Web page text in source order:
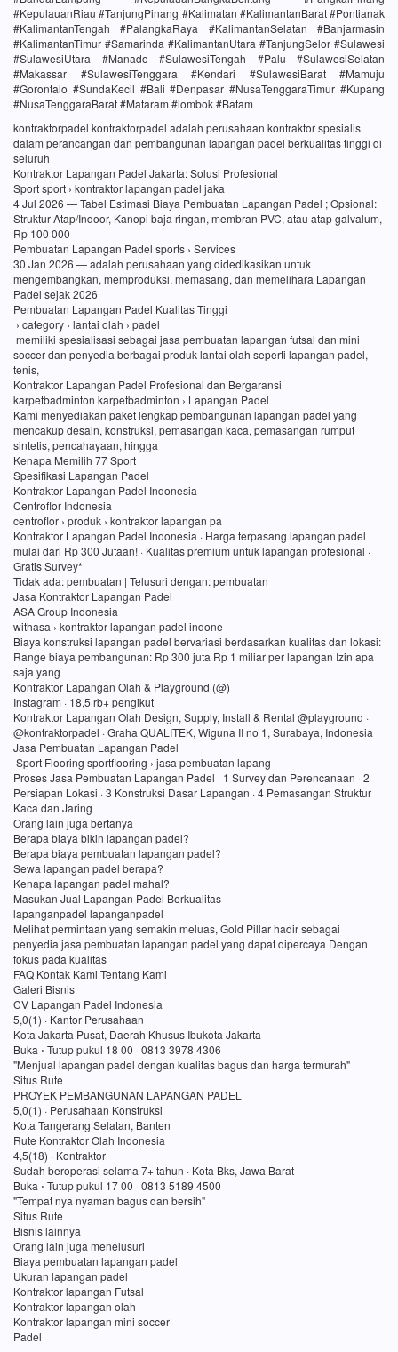
#KepulauanRiau #TanjungPinang #Kalimatan #KalimantanBarat #Pontianak
#KalimantanTengah #PalangkaRaya #KalimantanSelatan #Banjarmasin
#KalimantanTimur #Samarinda #KalimantanUtara #TanjungSelor #Sulawesi
#SulawesiUtara #Manado #SulawesiTengah #Palu #SulawesiSelatan
#Makassar #SulawesiTenggara #Kendari #SulawesiBarat #Mamuju
#Gorontalo #SundaKecil #Bali #Denpasar #NusaTenggaraTimur #Kupang
#NusaTenggaraBarat #Mataram #lombok #Batam
kontraktorpadel kontraktorpadel adalah perusahaan kontraktor spesialis
dalam perancangan dan pembangunan lapangan padel berkualitas tinggi di
seluruh
Kontraktor Lapangan Padel Jakarta: Solusi Profesional
Sport sport › kontraktor lapangan padel jaka
4 Jul 2026 — Tabel Estimasi Biaya Pembuatan Lapangan Padel ; Opsional:
Struktur Atap/Indoor, Kanopi baja ringan, membran PVC, atau atap galvalum,
Rp 100 000
Pembuatan Lapangan Padel sports › Services
30 Jan 2026 — adalah perusahaan yang didedikasikan untuk
mengembangkan, memproduksi, memasang, dan memelihara Lapangan
Padel sejak 2026
Pembuatan Lapangan Padel Kualitas Tinggi
› category › lantai olah › padel
memiliki spesialisasi sebagai jasa pembuatan lapangan futsal dan mini
soccer dan penyedia berbagai produk lantai olah seperti lapangan padel,
tenis,
Kontraktor Lapangan Padel Profesional dan Bergaransi
karpetbadminton karpetbadminton › Lapangan Padel
Kami menyediakan paket lengkap pembangunan lapangan padel yang
mencakup desain, konstruksi, pemasangan kaca, pemasangan rumput
sintetis, pencahayaan, hingga
Kenapa Memilih 77 Sport
Spesifikasi Lapangan Padel
Kontraktor Lapangan Padel Indonesia
Centroflor Indonesia
centroflor › produk › kontraktor lapangan pa
Kontraktor Lapangan Padel Indonesia · Harga terpasang lapangan padel
mulai dari Rp 300 Jutaan! · Kualitas premium untuk lapangan profesional ·
Gratis Survey*
Tidak ada: pembuatan ‎| Telusuri dengan: pembuatan
Jasa Kontraktor Lapangan Padel
ASA Group Indonesia
withasa › kontraktor lapangan padel indone
Biaya konstruksi lapangan padel bervariasi berdasarkan kualitas dan lokasi:
Range biaya pembangunan: Rp 300 juta Rp 1 miliar per lapangan Izin apa
saja yang
Kontraktor Lapangan Olah & Playground (@)
Instagram · 18,5 rb+ pengikut
Kontraktor Lapangan Olah Design, Supply, Install & Rental @playground ·
@kontraktorpadel · Graha QUALITEK, Wiguna II no 1, Surabaya, Indonesia
Jasa Pembuatan Lapangan Padel
Sport Flooring sportflooring › jasa pembuatan lapang
Proses Jasa Pembuatan Lapangan Padel · 1 Survey dan Perencanaan · 2
Persiapan Lokasi · 3 Konstruksi Dasar Lapangan · 4 Pemasangan Struktur
Kaca dan Jaring
Orang lain juga bertanya
Berapa biaya bikin lapangan padel?
Berapa biaya pembuatan lapangan padel?
Sewa lapangan padel berapa?
Kenapa lapangan padel mahal?
Masukan Jual Lapangan Padel Berkualitas
lapanganpadel lapanganpadel
Melihat permintaan yang semakin meluas, Gold Pillar hadir sebagai
penyedia jasa pembuatan lapangan padel yang dapat dipercaya Dengan
fokus pada kualitas
FAQ Kontak Kami Tentang Kami
Galeri Bisnis
CV Lapangan Padel Indonesia
5,0(1) · Kantor Perusahaan
Kota Jakarta Pusat, Daerah Khusus Ibukota Jakarta
Buka ⋅ Tutup pukul 18 00 · 0813 3978 4306
"Menjual lapangan padel dengan kualitas bagus dan harga termurah"
Situs Rute
PROYEK PEMBANGUNAN LAPANGAN PADEL
5,0(1) · Perusahaan Konstruksi
Kota Tangerang Selatan, Banten
Rute Kontraktor Olah Indonesia
4,5(18) · Kontraktor
Sudah beroperasi selama 7+ tahun · Kota Bks, Jawa Barat
Buka ⋅ Tutup pukul 17 00 · 0813 5189 4500
"Tempat nya nyaman bagus dan bersih"
Situs Rute
Bisnis lainnya
Orang lain juga menelusuri
Biaya pembuatan lapangan padel
Ukuran lapangan padel
Kontraktor lapangan Futsal
Kontraktor lapangan olah
Kontraktor lapangan mini soccer
Padel